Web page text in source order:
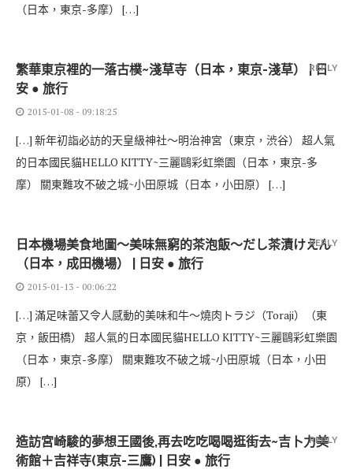
（日本，東京-多摩） […]
繁華東京裡的一落古樸~淺草寺（日本，東京-淺草） | 日
安 ● 旅行
2015-01-08 - 09:18:25
[…] 新年初詣必訪的天皇級神社～明治神宮（東京，渋谷） 超人氣
的日本國民貓HELLO KITTY~三麗鷗彩虹樂園（日本，東京-多
摩） 關東難攻不破之城~小田原城（日本，小田原） […]
REPLY
日本機場美食地圖～美味無窮的茶泡飯～だし茶漬けえん
（日本，成田機場） | 日安 ● 旅行
2015-01-13 - 00:06:22
[…] 滿足味蕾又令人感動的美味和牛～燒肉トラジ（Toraji）（東
京，飯田橋） 超人氣的日本國民貓HELLO KITTY~三麗鷗彩虹樂園
（日本，東京-多摩） 關東難攻不破之城~小田原城（日本，小田
原） […]
REPLY
造訪宮崎駿的夢想王國後,再去吃吃喝喝逛街去~吉卜力美
術館＋吉祥寺(東京-三鷹) | 日安 ● 旅行
REPLY